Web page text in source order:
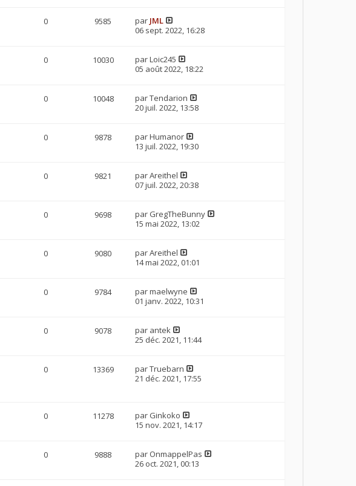
0 9585 par JML
06 sept. 2022, 16:28
0 10030 parLoic245
05 août 2022, 18:22
0 10048 parTendarion
20 juil. 2022, 13:58
0 9878 parHumanor
13 juil. 2022, 19:30
0 9821 parAreithel
07 juil. 2022, 20:38
0 9698 par GregTheBunny
15 mai 2022, 13:02
0 9080 parAreithel
14 mai 2022, 01:01
0 9784 parmaelwyne
01 janv. 2022, 10:31
0 9078 par antek
25 déc. 2021, 11:44
0 13369 parTruebarn
21 déc. 2021, 17:55
0 11278 par Ginkoko
15 nov. 2021, 14:17
0 9888 par OnmappelPas
26 oct. 2021, 00:13